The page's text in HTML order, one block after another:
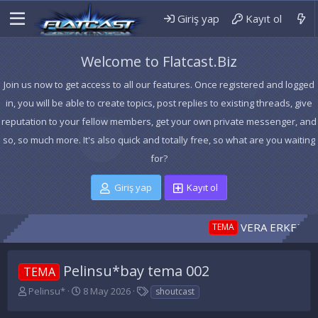
Giriş yap Kayıt ol
Welcome to Flatcast.Biz
Join us now to get access to all our features. Once registered and logged
in, you will be able to create topics, post replies to existing threads, give
reputation to your fellow members, get your own private messenger, and
so, so much more. It's also quick and totally free, so what are you waiting
for?
Giriş yap Kayıt ol
VERA ERKEK TEMA
TEMA Pelinsu*bay tema 002
K
Pelinsu*
B
8 May 2026
E
t
shoutcast